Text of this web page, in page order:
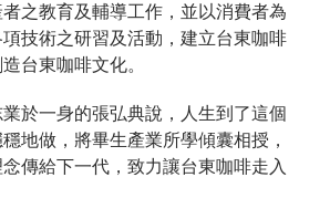
之教育及輔導工作，並以消費者為
技術之研習及活動，建立台東咖啡
台東咖啡文化。
於一身的張弘典說，人生到了這個
地做，將畢生產業所學傾囊相授，
傳給下一代，致力讓台東咖啡走入